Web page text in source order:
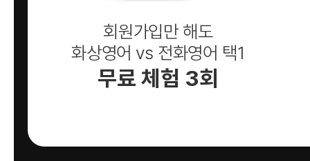
회원가입만 해도
화상영어 vs 전화영어 택1
무료 체험 3회